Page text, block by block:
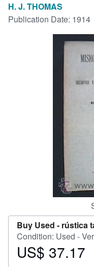
Browse Collections
H. J. THOMAS
Publication Date: 1914
Buy Used - rústica
Condition: Used -
Price
US$ 37.17